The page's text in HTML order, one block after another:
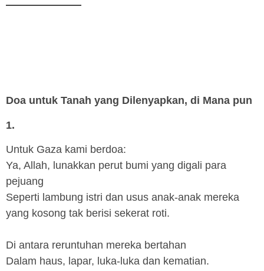
Doa untuk Tanah yang Dilenyapkan, di Mana pun
1.
Untuk Gaza kami berdoa:
Ya, Allah, lunakkan perut bumi yang digali para
pejuang
Seperti lambung istri dan usus anak-anak mereka
yang kosong tak berisi sekerat roti.
Di antara reruntuhan mereka bertahan
Dalam haus, lapar, luka-luka dan kematian.